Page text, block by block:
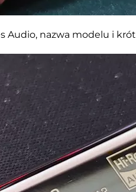
Audio, nazwa modelu i